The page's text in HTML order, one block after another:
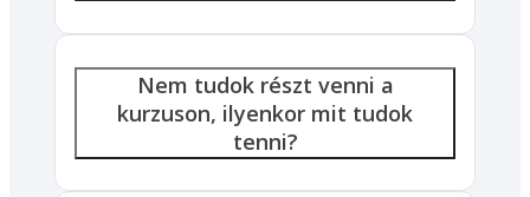
Nem tudok részt venni a
kurzuson, ilyenkor mit tudok
tenni?